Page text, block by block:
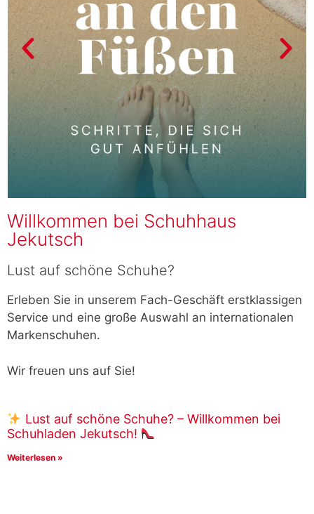
Willkommen bei Schuhhaus
Jekutsch
Lust auf schöne Schuhe?
Erleben Sie in unserem Fach-Geschäft erstklassigen
Service und eine große Auswahl an internationalen
Markenschuhen.
Wir freuen uns auf Sie!
Lust auf schöne Schuhe? – Willkommen bei
Schuhladen Jekutsch!
Weiterlesen »